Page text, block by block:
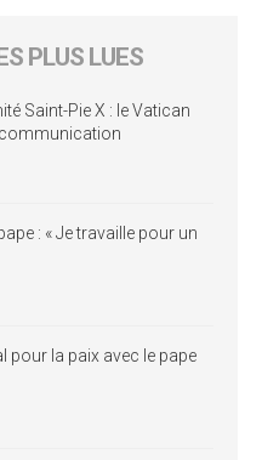
PLUS LUES
Saint-Pie X : le Vatican
: « Je travaille pour un
pour la paix avec le pape